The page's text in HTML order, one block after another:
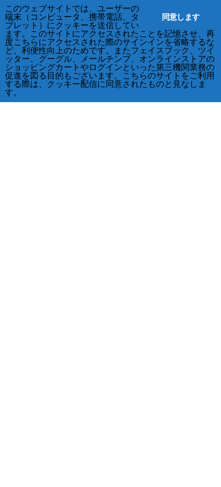
同意します
このウェブサイトでは、ユーザーの
端末（コンピュータ、携帯電話、タ
ブレット）にクッキーを送信してい
ます。このサイトにアクセスされたことを記憶させ、再
度こちらにアクセスされた際のサインインを省略するな
ど、利便性向上のためです。またフェイスブック、ツイ
ッター、グーグル、メールチンプ、オンラインストアの
ショッピングカートやログインといった第三機関業務の
促進を図る目的もございます。こちらのサイトをご利用
する際は、クッキー配信に同意されたものと見なしま
す。